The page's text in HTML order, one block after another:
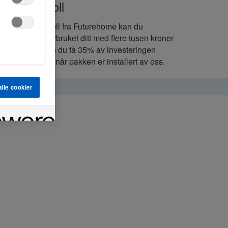
Strømkontroll
StrømKontroll fra Futurehome kan du
strømforbruket ditt med flere tusen kroner
året. I tillegg kan du få 35% av investeringen
fra Enova når pakken er installert av oss.
cookier